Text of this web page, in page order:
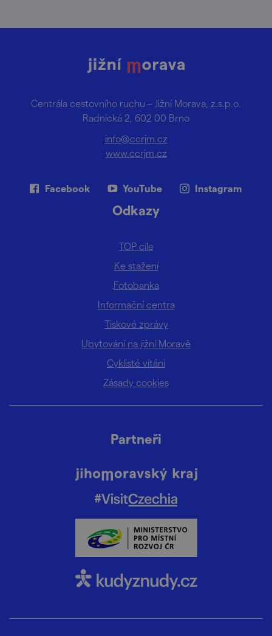
Centrála cestovního ruchu – Jižní Morava, z.s.p.o.
Radnická 2, 602 00 Brno
info@ccrjm.cz
www.ccrjm.cz
Facebook YouTube Instagram
Odkazy
TOP cíle
Ke stažení
Fotobanka
Informační centra
Tiskové zprávy
Ubytování na jižní Moravě
Cyklisté vítáni
Zásady cookies
Partneři